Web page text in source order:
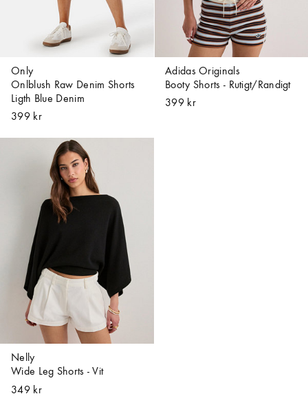
Only
Onlblush Raw Denim Shorts
Ligth Blue Denim
399 kr
Adidas Originals
Booty Shorts - Rutigt/Randigt
399 kr
Nelly
Wide Leg Shorts - Vit
349 kr